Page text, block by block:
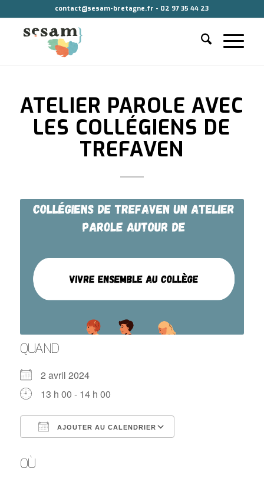
contact@sesam-bretagne.fr - 02 97 35 44 23
ATELIER PAROLE AVEC
LES COLLÉGIENS DE
TREFAVEN
QUAND
2 avril 2024
13 h 00 - 14 h 00
AJOUTER AU CALENDRIER
OÙ